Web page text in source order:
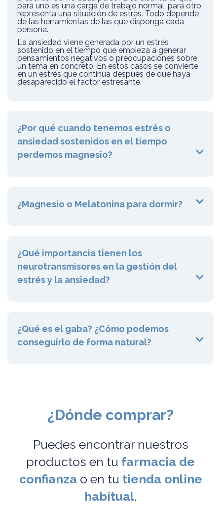
para uno es una carga de trabajo normal, para otro
representa una situación de estrés. Todo depende
de las herramientas de las que disponga cada
persona.
La ansiedad viene generada por un estrés
sostenido en el tiempo que empieza a generar
pensamientos negativos o preocupaciones sobre
un tema en concreto. En estos casos se convierte
en un estrés que continúa después de que haya
desaparecido el factor estresante.
¿Por qué cuando tenemos estrés o
ansiedad sostenidos en el tiempo
perdemos magnesio?
¿Magnesio o Melatonina para dormir?
¿Qué importancia tienen los
neurotransmisores en la gestión del
estrés y la ansiedad?
¿Qué es el gaba? ¿Cómo podemos
conseguirlo de forma natural?
¿Dónde comprar?
Puedes encontrar nuestros
productos en tu farmacia de
confianza o en tu tienda online
habitual.